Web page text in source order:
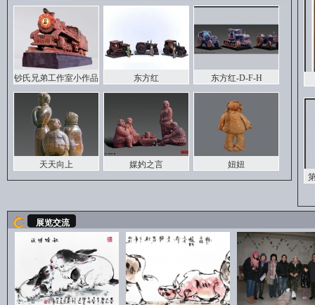
钞氏兄弟工作室小作品 东方红 东方红-D-F-H
天天向上 媒妁之言 妞妞
展览交流